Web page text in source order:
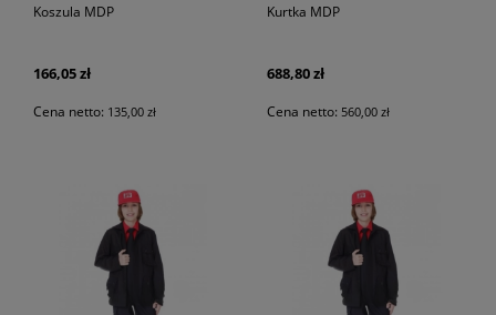
Koszula MDP
166,05 zł
Cena netto: 135,00 zł
Kurtka MDP
688,80 zł
Cena netto: 560,00 zł